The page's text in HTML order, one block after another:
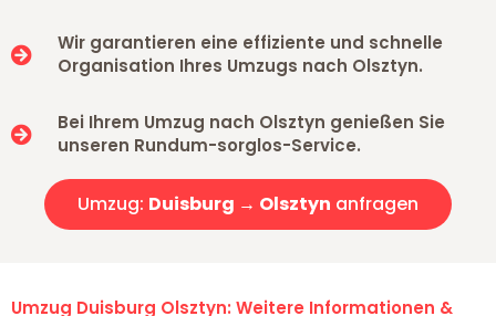
Wir garantieren eine effiziente und schnelle
Organisation Ihres Umzugs nach Olsztyn.
Bei Ihrem Umzug nach Olsztyn genießen Sie
unseren Rundum-sorglos-Service.
Umzug: Duisburg → Olsztyn anfragen
Umzug Duisburg Olsztyn: Weitere Informationen &